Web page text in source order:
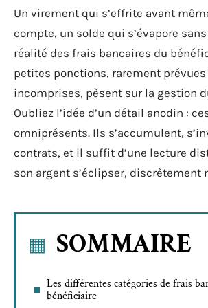
Un virement qui s’effrite avant
compte, un solde qui s’évapore
réalité des frais bancaires du
petites ponctions, rarement
incomprises, pèsent sur la gestion
Oubliez l’idée d’un détail anodin :
omniprésents. Ils s’accumulent,
contrats, et il suffit d’une lecture
son argent s’éclipser, discrètement
SOMMAIRE
Les différentes catégories de frais
bénéficiaire